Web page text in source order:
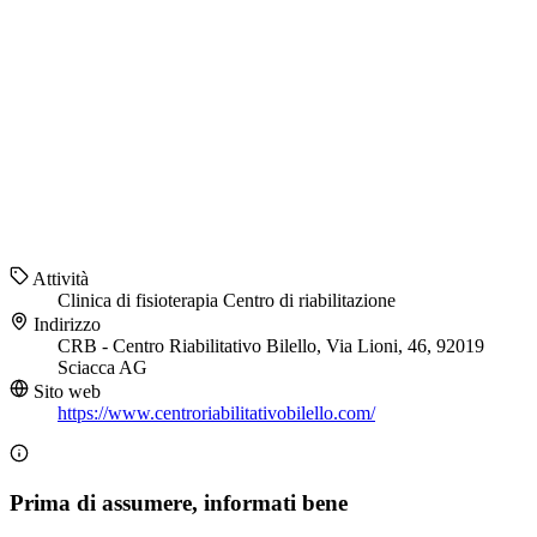
Attività
Clinica di fisioterapia Centro di riabilitazione
Indirizzo
CRB - Centro Riabilitativo Bilello, Via Lioni, 46, 92019
Sciacca AG
Sito web
https://www.centroriabilitativobilello.com/
Prima di assumere, informati bene